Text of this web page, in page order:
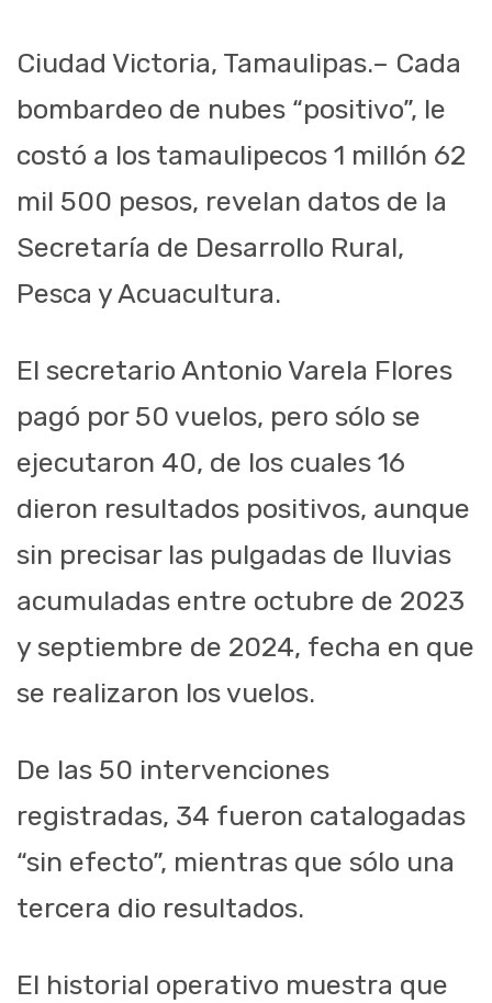
Ciudad Victoria, Tamaulipas.– Cada
bombardeo de nubes “positivo”, le
costó a los tamaulipecos 1 millón 62
mil 500 pesos, revelan datos de la
Secretaría de Desarrollo Rural,
Pesca y Acuacultura.
El secretario Antonio Varela Flores
pagó por 50 vuelos, pero sólo se
ejecutaron 40, de los cuales 16
dieron resultados positivos, aunque
sin precisar las pulgadas de lluvias
acumuladas entre octubre de 2023
y septiembre de 2024, fecha en que
se realizaron los vuelos.
De las 50 intervenciones
registradas, 34 fueron catalogadas
“sin efecto”, mientras que sólo una
tercera dio resultados.
El historial operativo muestra que